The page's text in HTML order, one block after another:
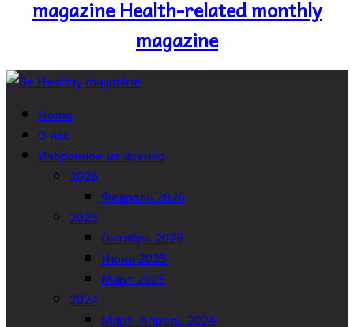
magazine Health-related monthly
magazine
Home
О нас
Избранное из архива
2026
Февраль 2026
2025
Октябрь 2025
Июнь 2025
Март 2025
2024
Март-Апрель 2024